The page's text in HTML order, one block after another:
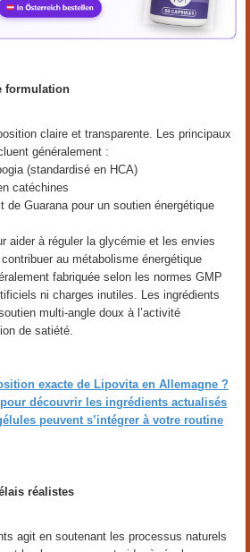
formulation
claire et transparente. Les principaux
généralement :
(standardisé en HCA)
catéchines
de Guarana pour un soutien énergétique
aider à réguler la glycémie et les envies
au métabolisme énergétique
fabriquée selon les normes GMP
ni charges inutiles. Les ingrédients
multi-angle doux à l’activité
de satiété.
exacte de Lipovita en Allemagne ?
découvrir les ingrédients actualisés
peuvent s’intégrer à votre routine
réalistes
agit en soutenant les processus naturels